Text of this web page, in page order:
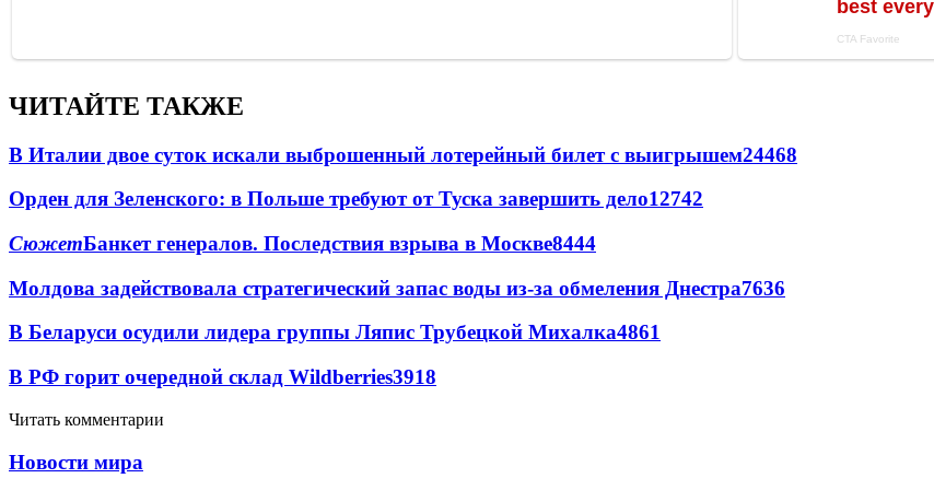
ЧИТАЙТЕ ТАКЖЕ
В Италии двое суток искали выброшенный лотерейный билет с выигрышем24468
Орден для Зеленского: в Польше требуют от Туска завершить дело12742
СюжетБанкет генералов. Последствия взрыва в Москве8444
Молдова задействовала стратегический запас воды из-за обмеления Днестра7636
В Беларуси осудили лидера группы Ляпис Трубецкой Михалка4861
В РФ горит очередной склад Wildberries3918
Читать комментарии
Новости мира